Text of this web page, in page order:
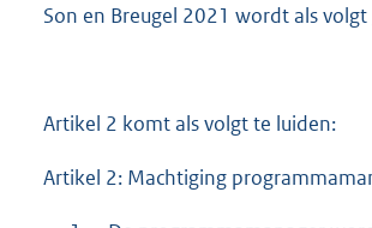
Son en Breugel 2021 wordt als
Artikel 2 komt als volgt te luiden:
Artikel 2: Machtiging